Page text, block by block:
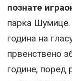
познате
парка Шумице.
година на
првенствено
године, поред